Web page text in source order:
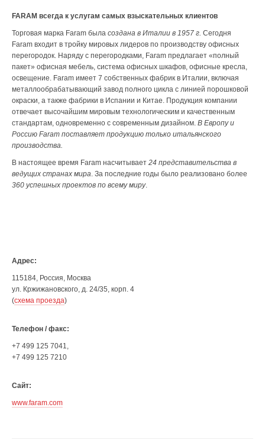
FARAM всегда к услугам самых взыскательных клиентов
Торговая марка Faram была создана в Италии в 1957 г. Сегодня
Faram входит в тройку мировых лидеров по производству офисных
перегородок. Наряду с перегородками, Faram предлагает «полный
пакет» офисная мебель, система офисных шкафов, офисные кресла,
освещение. Faram имеет 7 собственных фабрик в Италии, включая
металлообрабатывающий завод полного цикла с линией порошковой
окраски, а также фабрики в Испании и Китае. Продукция компании
отвечает высочайшим мировым технологическим и качественным
стандартам, одновременно с современным дизайном. В Европу и
Россию Faram поставляет продукцию только итальянского
производства.
В настоящее время Faram насчитывает 24 представительства в
ведущих странах мира. За последние годы было реализовано более
360 успешных проектов по всему миру.
Адрес:
115184, Россия, Москва
ул. Кржижановского, д. 24/35, корп. 4
(схема проезда)
Телефон / факс:
+7 499 125 7041,
+7 499 125 7210
Сайт:
www.faram.com